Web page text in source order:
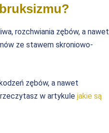
rozchwiania zębów, a nawet
ze stawem skroniowo-
zębów, a nawet
w artykule jakie są